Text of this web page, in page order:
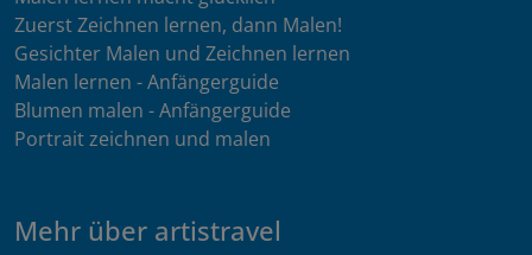
Zuerst Zeichnen lernen, dann Malen!
Gesichter Malen und Zeichnen lernen
Malen lernen - Anfängerguide
Blumen malen - Anfängerguide
Portrait zeichnen und malen
Mehr über artistravel